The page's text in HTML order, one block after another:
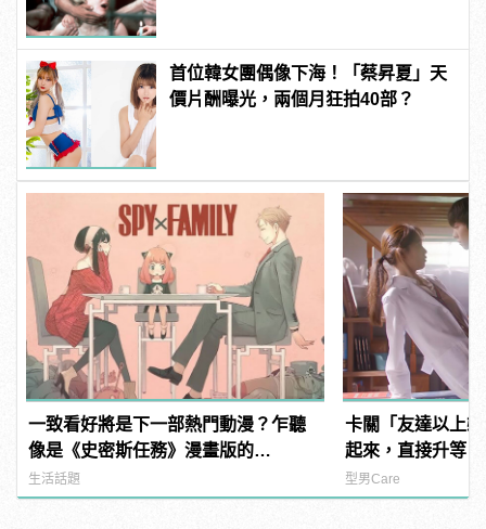
首位韓女團偶像下海！「蔡昇夏」天
價片酬曝光，兩個月狂拍40部？
一致看好將是下一部熱門動漫？乍聽
像是《史密斯任務》漫畫版的
《SPY×FAMILY 間諜家家酒》
生活話題
卡關「友達以上
起來，直接升等
型男Care